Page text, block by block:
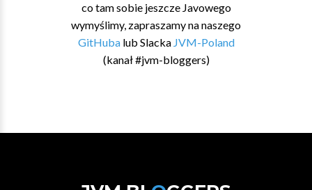
co tam sobie jeszcze Javowego
wymyślimy, zapraszamy na naszego
GitHubalub Slacka JVM-Poland
(kanał #jvm-bloggers)